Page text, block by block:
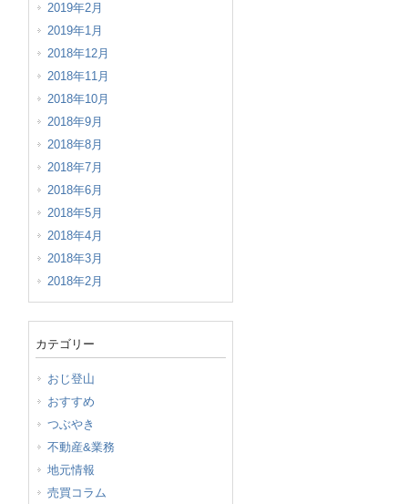
2019年2月
2019年1月
2018年12月
2018年11月
2018年10月
2018年9月
2018年8月
2018年7月
2018年6月
2018年5月
2018年4月
2018年3月
2018年2月
カテゴリー
おじ登山
おすすめ
つぶやき
不動産&業務
地元情報
売買コラム